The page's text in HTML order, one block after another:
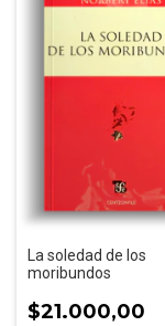
La soledad de los
moribundos
$21.000,00